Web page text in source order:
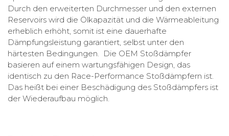
Durch den erweiterten Durchmesser und den externen
Reservoirs wird die Ölkapazität und die Wärmeableitung
erheblich erhöht, somit ist eine dauerhafte
Dämpfungsleistung garantiert, selbst unter den
härtesten Bedingungen. Die OEM Stoßdämpfer
basieren auf einem wartungsfähigen Design, das
identisch zu den Race-Performance Stoßdämpfern ist.
Das heißt bei einer Beschädigung des Stoßdämpfers ist
der Wiederaufbau möglich.